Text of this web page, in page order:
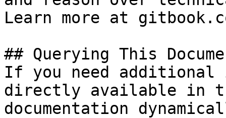
Learn more at
## Querying This
If you need
directly available in
documentation